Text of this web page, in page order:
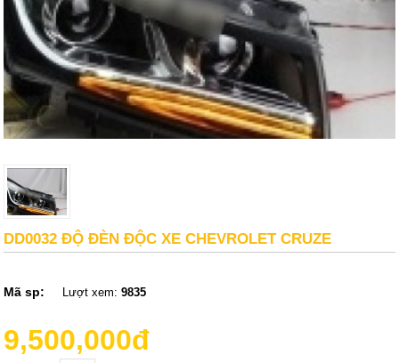
DD0032 ĐỘ ĐÈN ĐỘC XE CHEVROLET CRUZE
Mã sp: Lượt xem:9835
9,500,000đ